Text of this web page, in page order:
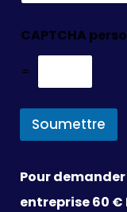
CAPTCHA
=
Soumettre
Pour
entreprise 60 €